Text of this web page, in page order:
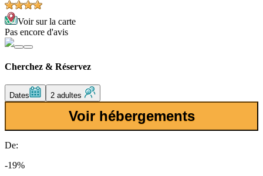
Voir sur la carte
Pas encore d'avis
Cherchez & Réservez
Dates 2 adultes
Voir hébergements
De:
-19%